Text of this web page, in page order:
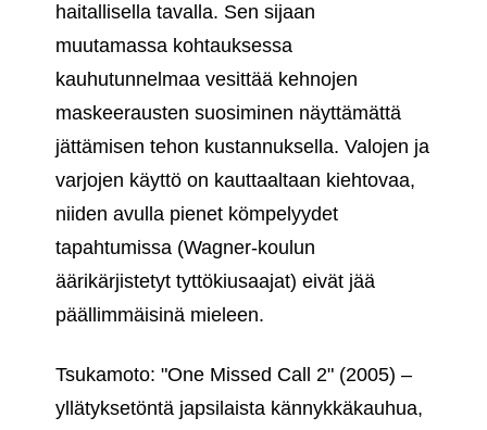
haitallisella tavalla. Sen sijaan
muutamassa kohtauksessa
kauhutunnelmaa vesittää kehnojen
maskeerausten suosiminen näyttämättä
jättämisen tehon kustannuksella. Valojen ja
varjojen käyttö on kauttaaltaan kiehtovaa,
niiden avulla pienet kömpelyydet
tapahtumissa (Wagner-koulun
äärikärjistetyt tyttökiusaajat) eivät jää
päällimmäisinä mieleen.
Tsukamoto: "One Missed Call 2" (2005) –
yllätyksetöntä japsilaista kännykkäkauhua,